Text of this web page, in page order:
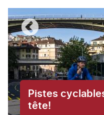
Pistes
tête!